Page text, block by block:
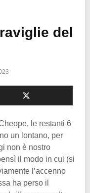
del
le restanti 6
un lontano, per
non è nostro
il modo in cui (si
l’accenno
ha perso il